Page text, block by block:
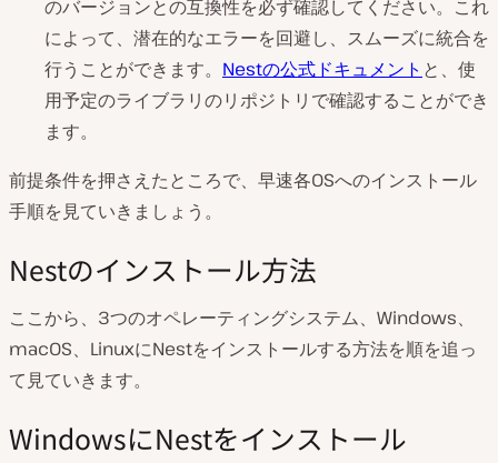
のバージョンとの互換性を必ず確認してください。これ
によって、潜在的なエラーを回避し、スムーズに統合を
行うことができます。 Nestの公式ドキュメント と、使
用予定のライブラリのリポジトリで確認することができ
ます。
前提条件を押さえたところで、早速各OSへのインストール
手順を見ていきましょう。
Nestのインストール方法
ここから、3つのオペレーティングシステム、Windows、
macOS、LinuxにNestをインストールする方法を順を追っ
て見ていきます。
WindowsにNestをインストール